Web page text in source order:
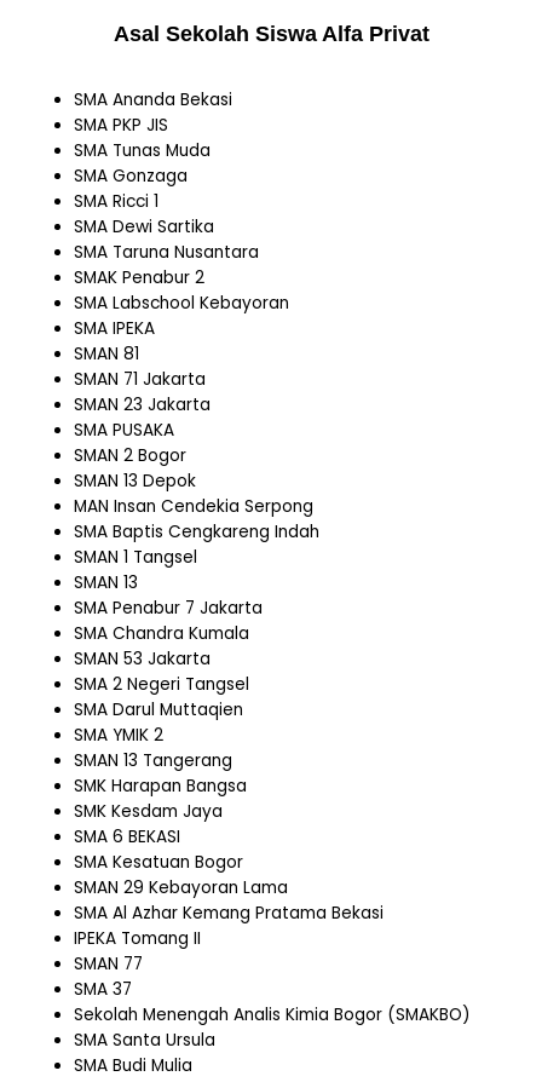
Asal Sekolah Siswa Alfa Privat
SMA Ananda Bekasi
SMA PKP JIS
SMA Tunas Muda
SMA Gonzaga
SMA Ricci 1
SMA Dewi Sartika
SMA Taruna Nusantara
SMAK Penabur 2
SMA Labschool Kebayoran
SMA IPEKA
SMAN 81
SMAN 71 Jakarta
SMAN 23 Jakarta
SMA PUSAKA
SMAN 2 Bogor
SMAN 13 Depok
MAN Insan Cendekia Serpong
SMA Baptis Cengkareng Indah
SMAN 1 Tangsel
SMAN 13
SMA Penabur 7 Jakarta
SMA Chandra Kumala
SMAN 53 Jakarta
SMA 2 Negeri Tangsel
SMA Darul Muttaqien
SMA YMIK 2
SMAN 13 Tangerang
SMK Harapan Bangsa
SMK Kesdam Jaya
SMA 6 BEKASI
SMA Kesatuan Bogor
SMAN 29 Kebayoran Lama
SMA Al Azhar Kemang Pratama Bekasi
IPEKA Tomang II
SMAN 77
SMA 37
Sekolah Menengah Analis Kimia Bogor (SMAKBO)
SMA Santa Ursula
SMA Budi Mulia